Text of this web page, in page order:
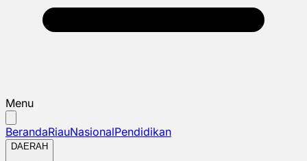
Menu
BerandaRiauNasionalPendidikan
DAERAH